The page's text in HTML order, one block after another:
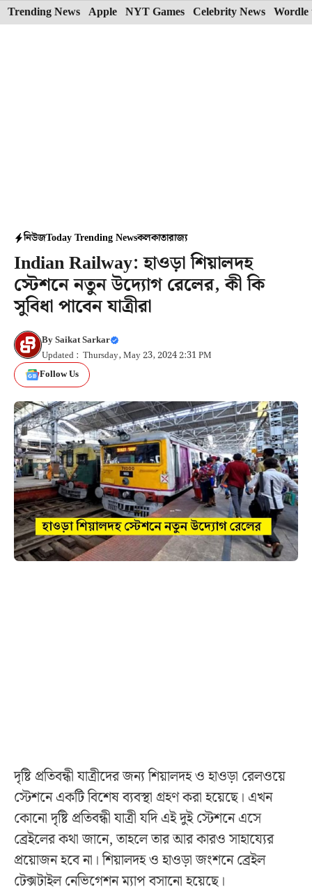
Skip
to
Trending News Apple NYT Games Celebrity News Wordle
নিউজToday Trending Newsকলকাতারাজ্য
Indian Railway: হাওড়া শিয়ালদহ
স্টেশনে নতুন উদ্যোগ রেলের, কী কি
সুবিধা পাবেন যাত্রীরা
BySaikat Sarkar
Updated : Thursday, May 23, 2024 2:31 PM
Follow Us
দৃষ্টি প্রতিবন্ধী যাত্রীদের জন্য শিয়ালদহ ও হাওড়া রেলওয়ে
স্টেশনে একটি বিশেষ ব্যবস্থা গ্রহণ করা হয়েছে। এখন
কোনো দৃষ্টি প্রতিবন্ধী যাত্রী যদি এই দুই স্টেশনে এসে
ব্রেইলের কথা জানে, তাহলে তার আর কারও সাহায্যের
প্রয়োজন হবে না। শিয়ালদহ ও হাওড়া জংশনে ব্রেইল
টেক্সটাইল নেভিগেশন ম্যাপ বসানো হয়েছে।